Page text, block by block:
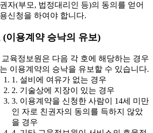
자(부모, 법정대리인 등)의 동의를 얻어
신청을 하여야 합니다.
(이용계약 승낙의 유보)
육정보원은 다음 각 호에 해당하는 경우
이용계약의 승낙을 유보할 수 있습니다.
1. 설비에 여유가 없는 경우
2. 기술상에 지장이 있는 경우
3. 이용계약을 신청한 사람이 14세 미만
인 자로 친권자의 동의를 득하지 않았
을 경우